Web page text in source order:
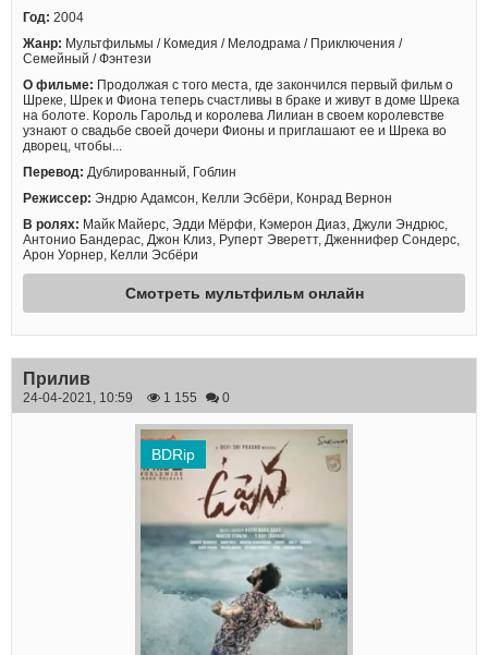
Год: 2004
Жанр: Мультфильмы / Комедия / Мелодрама / Приключения /
Семейный / Фэнтези
О фильме: Продолжая с того места, где закончился первый фильм о
Шреке, Шрек и Фиона теперь счастливы в браке и живут в доме Шрека
на болоте. Король Гарольд и королева Лилиан в своем королевстве
узнают о свадьбе своей дочери Фионы и приглашают ее и Шрека во
дворец, чтобы...
Перевод: Дублированный, Гоблин
Режиссер: Эндрю Адамсон, Келли Эсбёри, Конрад Вернон
В ролях: Майк Майерс, Эдди Мёрфи, Кэмерон Диаз, Джули Эндрюс,
Антонио Бандерас, Джон Клиз, Руперт Эверетт, Дженнифер Сондерс,
Арон Уорнер, Келли Эсбёри
Смотреть мультфильм онлайн
Прилив
24-04-2021, 10:59 1 155 0
BDRip